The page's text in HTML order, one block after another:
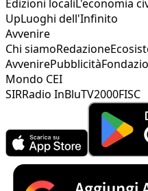
Edizioni localiL'economia
UpLuoghi dell'Infinito
Avvenire
Chi siamoRedazione
AvvenirePubblicità
Mondo CEI
SIRRadio InBluTV2000FISC